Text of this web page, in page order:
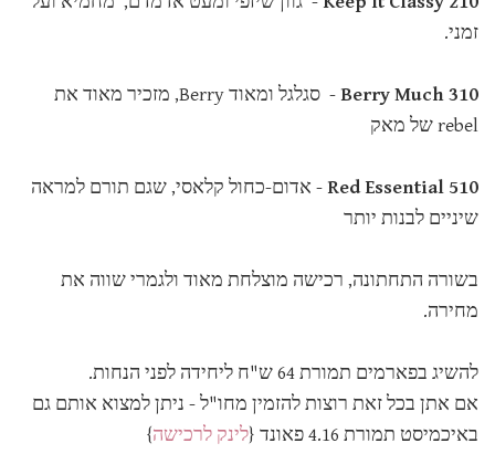
זמני.
310 Berry Much
- סגלגל ומאוד Berry, מזכיר מאוד את
rebel של מאק
510 Red Essential
- אדום-כחול קלאסי, שגם תורם למראה
שיניים לבנות יותר
בשורה התחתונה, רכישה מוצלחת מאוד ולגמרי שווה את
מחירה.
להשיג בפארמים תמורת 64 ש"ח ליחידה לפני הנחות.
אם אתן בכל זאת רוצות להזמין מחו"ל - ניתן למצוא אותם גם
באיכמיסט תמורת 4.16 פאונד {
לינק לרכישה}